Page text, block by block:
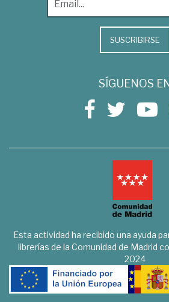
SUSCRIBIRSE
SÍGUENOS EN
Esta actividad ha recibido una ayuda
librerías de la Comunidad de Madrid
2024